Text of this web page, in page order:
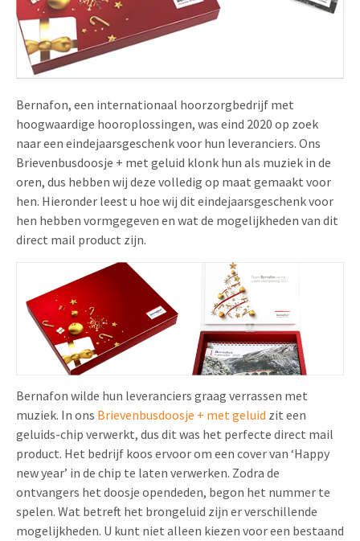
Bernafon, een internationaal hoorzorgbedrijf met
hoogwaardige hooroplossingen, was eind 2020 op zoek
naar een eindejaarsgeschenk voor hun leveranciers. Ons
Brievenbusdoosje + met geluid klonk hun als muziek in de
oren, dus hebben wij deze volledig op maat gemaakt voor
hen. Hieronder leest u hoe wij dit eindejaarsgeschenk voor
hen hebben vormgegeven en wat de mogelijkheden van dit
direct mail product zijn.
Bernafon wilde hun leveranciers graag verrassen met
muziek. In ons Brievenbusdoosje + met geluid zit een
geluids-chip verwerkt, dus dit was het perfecte direct mail
product. Het bedrijf koos ervoor om een cover van ‘Happy
new year’ in de chip te laten verwerken. Zodra de
ontvangers het doosje opendeden, begon het nummer te
spelen. Wat betreft het brongeluid zijn er verschillende
mogelijkheden. U kunt niet alleen kiezen voor een bestaand
Pop-up Kaarten
Geluidskaarten
Lenticular Cards
Twin Sliders
Tabkaarten
Budget kaarten
Andere opvallende mailings
Alle producten
Media Marketing
Automotive Marketing
Non-profit Marketing
Marketing in de Zorg
Duurzame Marketing
Marketing voor Scholen
Horeca Marketing
Food Marketing
Uitnodigingen
Product Introductie
Kalender maken
Klantenbinding
Over Ons
Vacatures
Contactgegevens
Duurzaamheid
Brochure downloaden